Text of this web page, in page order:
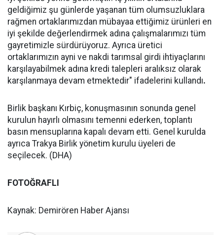
geldiğimiz şu günlerde yaşanan tüm olumsuzluklara
rağmen ortaklarımızdan mübayaa ettiğimiz ürünleri en
iyi şekilde değerlendirmek adına çalışmalarımızı tüm
gayretimizle sürdürüyoruz. Ayrıca üretici
ortaklarımızın ayni ve nakdi tarımsal girdi ihtiyaçlarını
karşılayabilmek adına kredi talepleri aralıksız olarak
karşılanmaya devam etmektedir" ifadelerini kullandı.
Birlik başkanı Kırbiç, konuşmasının sonunda genel
kurulun hayırlı olmasını temenni ederken, toplantı
basın mensuplarına kapalı devam etti. Genel kurulda
ayrıca Trakya Birlik yönetim kurulu üyeleri de
seçilecek. (DHA)
FOTOĞRAFLI
Kaynak: Demirören Haber Ajansı